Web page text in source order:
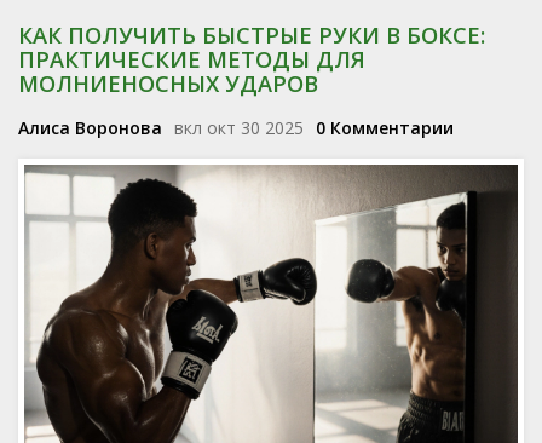
КАК ПОЛУЧИТЬ БЫСТРЫЕ РУКИ В БОКСЕ:
ПРАКТИЧЕСКИЕ МЕТОДЫ ДЛЯ
МОЛНИЕНОСНЫХ УДАРОВ
Алиса Воронова вкл окт 30 2025 0 Комментарии